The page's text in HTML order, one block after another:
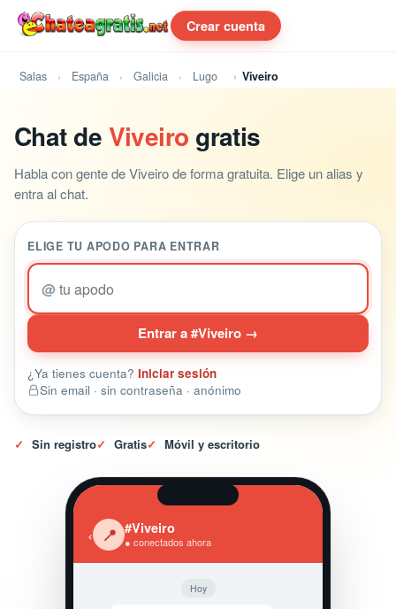
Crear cuenta
Salas España Galicia Lugo Viveiro
Chat deViveiro gratis
Habla con gente de Viveiro de forma gratuita. Elige un alias y
entra al chat.
ELIGE TU APODO PARA ENTRAR
@
Entrar a #Viveiro →
¿Ya tienes cuenta? Iniciar sesión
Sin email · sin contraseña · anónimo
✓ Sin registro✓ Gratis✓ Móvil y escritorio
‹ 📍 #Viveiro
● conectados ahora
Hoy